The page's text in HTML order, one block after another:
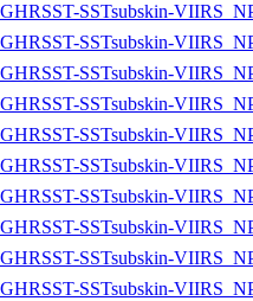
SSTsubskin-
SSTsubskin-
SSTsubskin-
SSTsubskin-
SSTsubskin-
SSTsubskin-
SSTsubskin-
SSTsubskin-
SSTsubskin-
SSTsubskin-